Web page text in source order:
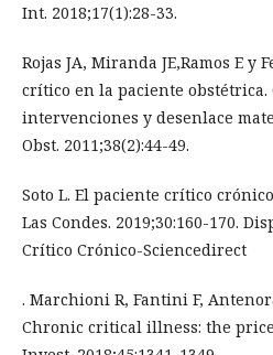
Int. 2018;17(1):28-33.
Rojas JA, Miranda JE,Ramos E y
crítico en la paciente obstétrica.
intervenciones y desenlace
Obst. 2011;38(2):44-49.
Soto L. El paciente crítico
Las Condes. 2019;30:160-170.
Crítico Crónico-Sciencedirect
. Marchioni R, Fantini F,
Chronic critical illness: the